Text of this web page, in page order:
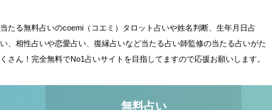
当たる無料占いのcoemi（コエミ）タロット占いや姓名判断、生年月日占
い、相性占いや恋愛占い、復縁占いなど当たる占い師監修の当たる占いがた
くさん！完全無料でNo1占いサイトを目指してますので応援お願いします。
無料占い